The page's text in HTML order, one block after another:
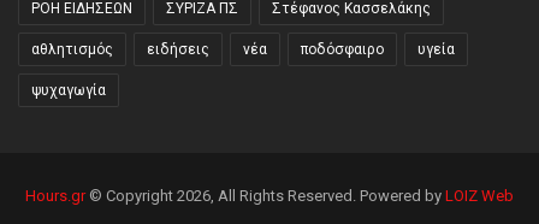
ΡΟΗ ΕΙΔΗΣΕΩΝ ΣΥΡΙΖΑ ΠΣ Στέφανος Κασσελάκης
αθλητισμός ειδήσεις νέα ποδόσφαιρο υγεία
ψυχαγωγία
Hours.gr© Copyright 2026, All Rights Reserved. Powered by LOIZ Web